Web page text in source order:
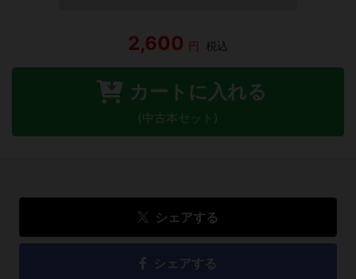
2,600 円 税込
カートに入れる
(中古本セット)
シェアする
シェアする